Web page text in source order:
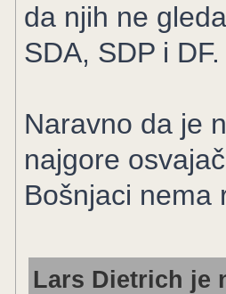
da njih ne
SDA, SDP i DF.
Naravno da je
najgore
Bošnjaci nema
Lars Dietrich je